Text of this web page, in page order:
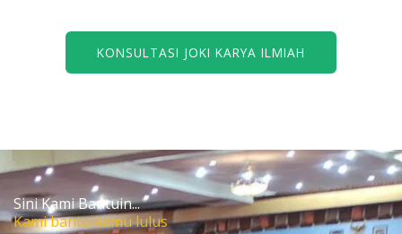
KONSULTASI JOKI KARYA ILMIAH
Sini Kami Bantuin...
Kami bantu kamu lulus